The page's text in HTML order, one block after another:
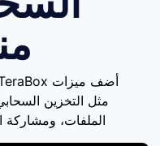
مثل التخزين
الملفات، ومشاركة